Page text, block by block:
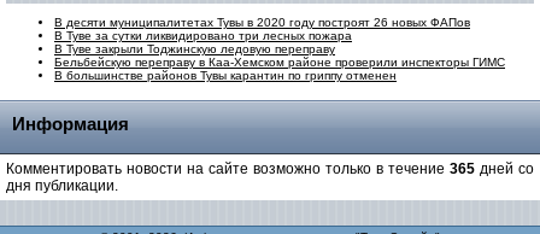
В десяти муниципалитетах Тувы в 2020 году построят 26 новых ФАПов
В Туве за сутки ликвидировано три лесных пожара
В Туве закрыли Тоджинскую ледовую переправу
Бельбейскую переправу в Каа-Хемском районе проверили инспекторы ГИМС
В большинстве районов Тувы карантин по гриппу отменен
Информация
Комментировать новости на сайте возможно только в течение 365 дней со
дня публикации.